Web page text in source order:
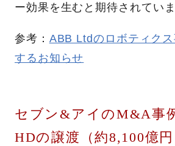
ー効果を生むと期待されていま
参考： ABB Ltdのロボティク
するお知らせ
セブン&アイのM&A事
HDの譲渡（約8,100億円